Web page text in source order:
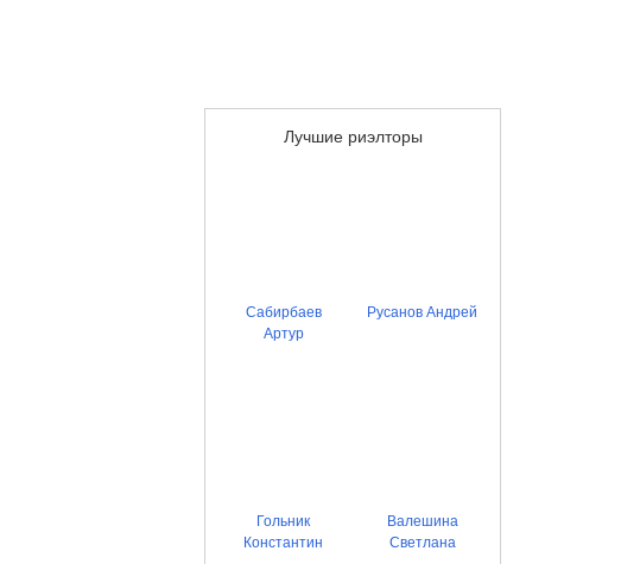
Лучшие риэлторы
Сабирбаев
Артур
Русанов Андрей
Гольник
Константин
Валешина
Светлана